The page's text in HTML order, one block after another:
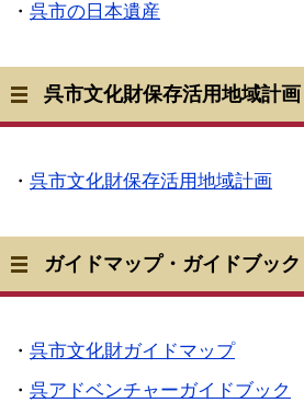
・ 呉市の日本遺産
呉市文化財保存活用地域計画
・ 呉市文化財保存活用地域計画
ガイドマップ・ガイドブック
・ 呉市文化財ガイドマップ
・ 呉アドベンチャーガイドブック